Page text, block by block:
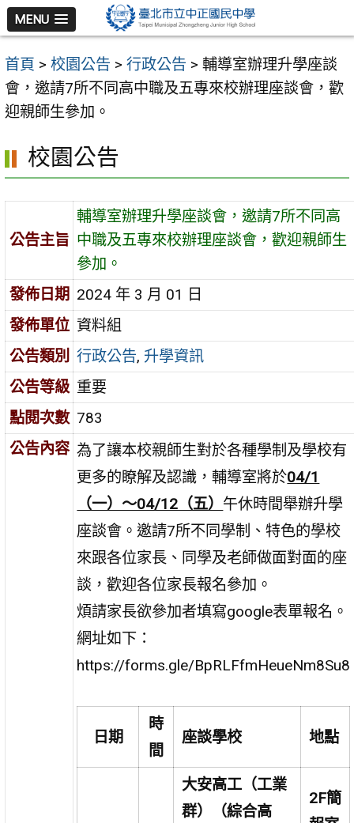
跳
至
主
要
內
區
MENU
首頁 > 校園公告 > 行政公告 > 輔導室辦理升學座談
會，邀請7所不同高中職及五專來校辦理座談會，歡
迎親師生參加。
校園公告
公告主旨
輔導室辦理升學座談會，邀請7所不同高
中職及五專來校辦理座談會，歡迎親師生
參加。
發佈日期 2024 年 3 月 01 日
發佈單位 資料組
公告類別 行政公告, 升學資訊
公告等級 重要
點閱次數 783
公告內容 為了讓本校親師生對於各種學制及學校有
更多的瞭解及認識，輔導室將於04/1
（一）～04/12（五） 午休時間舉辦升學
座談會。邀請7所不同學制、特色的學校
來跟各位家長、同學及老師做面對面的座
談，歡迎各位家長報名參加。
煩請家長欲參加者填寫google表單報名。
網址如下：
https://forms.gle/BpRLFfmHeueNm8Su8
日期
時
間
座談學校 地點
大安高工（工業
群）（綜合高
2F簡